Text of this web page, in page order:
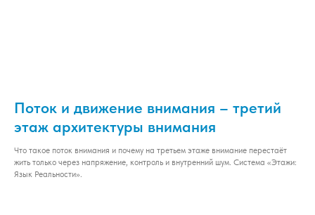
Поток и движение внимания – третий
этаж архитектуры внимания
Что такое поток внимания и почему на третьем этаже внимание перестаёт
жить только через напряжение, контроль и внутренний шум. Система «Этажи:
Язык Реальности».